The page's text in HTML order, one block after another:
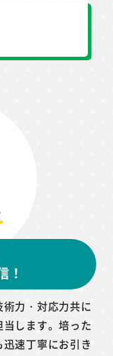
！
力・対応力共に
します。培った
速丁寧にお引き